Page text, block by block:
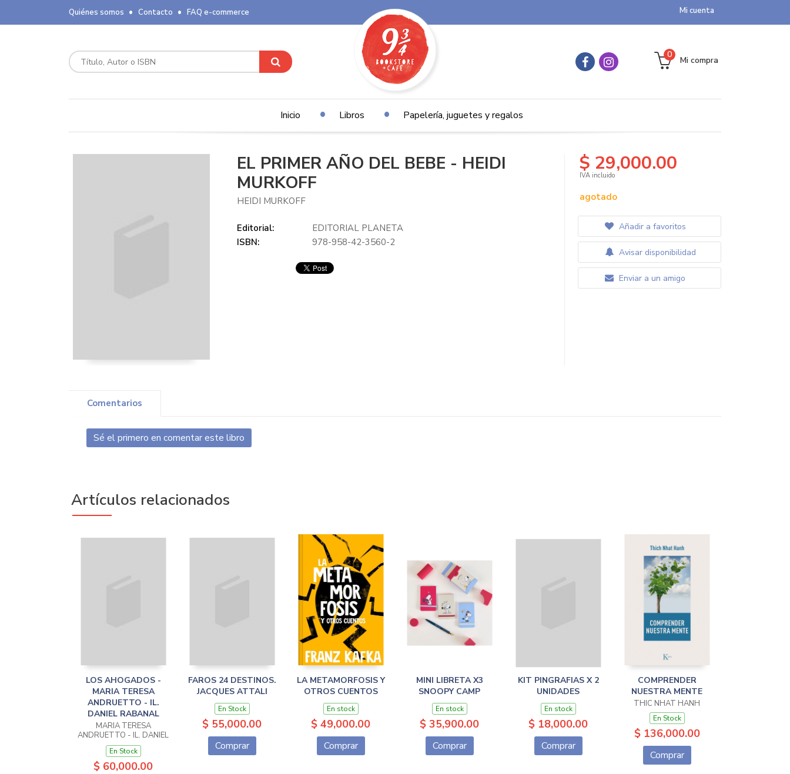
Mi cuenta
Quiénes somos Contacto FAQ e-commerce
Mi compra
0
Inicio Libros Papelería, juguetes y regalos
EL PRIMER AÑO DEL BEBE - HEIDI
MURKOFF
HEIDI MURKOFF
Editorial:
EDITORIAL PLANETA
ISBN:
978-958-42-3560-2
$ 29,000.00
IVA incluido
agotado
Añadir a favoritos
Avisar disponibilidad
Enviar a un amigo
Comentarios
Sé el primero en comentar este libro
Artículos relacionados
LOS AHOGADOS -
MARIA TERESA
ANDRUETTO - IL.
DANIEL RABANAL
MARIA TERESA
ANDRUETTO - IL. DANIEL
RABANAL
En Stock
$ 60,000.00
FAROS 24 DESTINOS.
JACQUES ATTALI
En Stock
$ 55,000.00
Comprar
LA METAMORFOSIS Y
OTROS CUENTOS
En stock
$ 49,000.00
Comprar
MINI LIBRETA X3
SNOOPY CAMP
En stock
$ 35,900.00
Comprar
KIT PINGRAFIAS X 2
UNIDADES
En stock
$ 18,000.00
Comprar
COMPRENDER
NUESTRA MENTE
THIC NHAT HANH
En Stock
$ 136,000.00
Comprar